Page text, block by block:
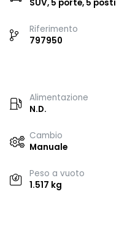
SUV, 5 porte, 5 posti
Riferimento
797950
Alimentazione
N.D.
Cambio
Manuale
Peso a vuoto
1.517 kg